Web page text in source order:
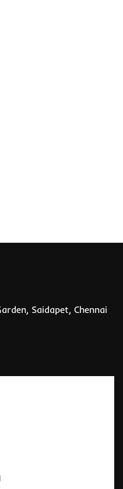
Saidapet, Chennai